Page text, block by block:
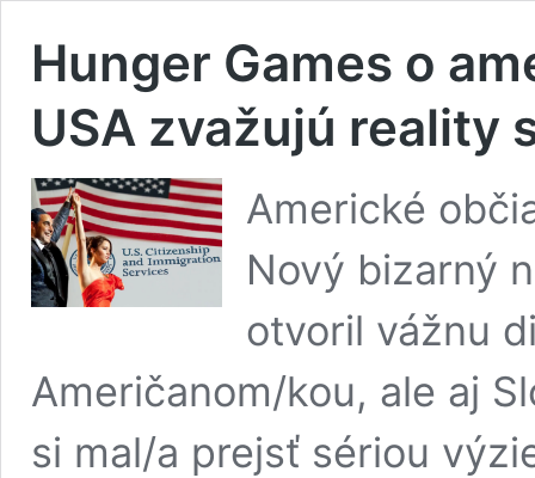
Hunger Games o
USA zvažujú reality
Americké
Nový bizarný
otvoril vážnu
Američanom/kou, ale aj
si mal/a prejsť sériou